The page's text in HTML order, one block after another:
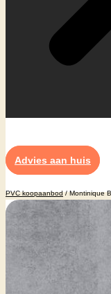
Advies aan huis
PVC koopaanbod/ Montinique